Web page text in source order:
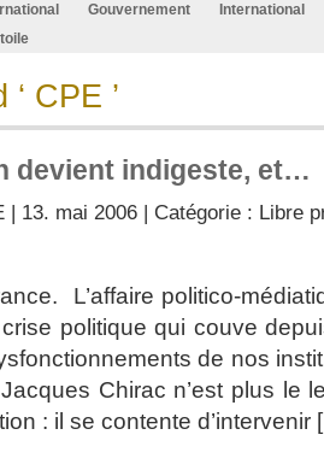
Gouvernement
International
CPE ’
devient indigeste, et…
| 13. mai 2006 | Catégorie : Libre
L’affaire politico-
politique qui couve
de nos
Chirac n’est plus le
: il se contente